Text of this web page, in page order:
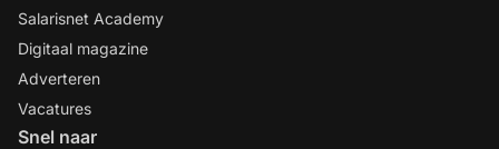
Salarisnet Academy
Digitaal magazine
Adverteren
Vacatures
Snel naar